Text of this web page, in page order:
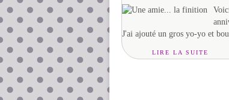
J'ai ajouté un gros yo-yo et
LIRE LA SUITE